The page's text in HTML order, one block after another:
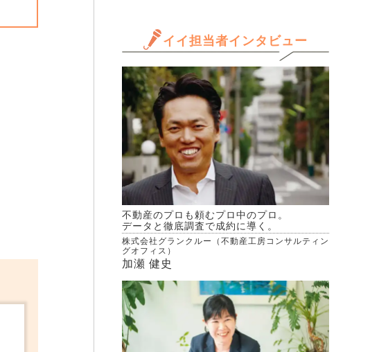
イイ担当者インタビュー
不動産のプロも頼むプロ中のプロ。
データと徹底調査で成約に導く。
株式会社グランクルー（不動産工房コンサルティン
グオフィス）
加瀬 健史